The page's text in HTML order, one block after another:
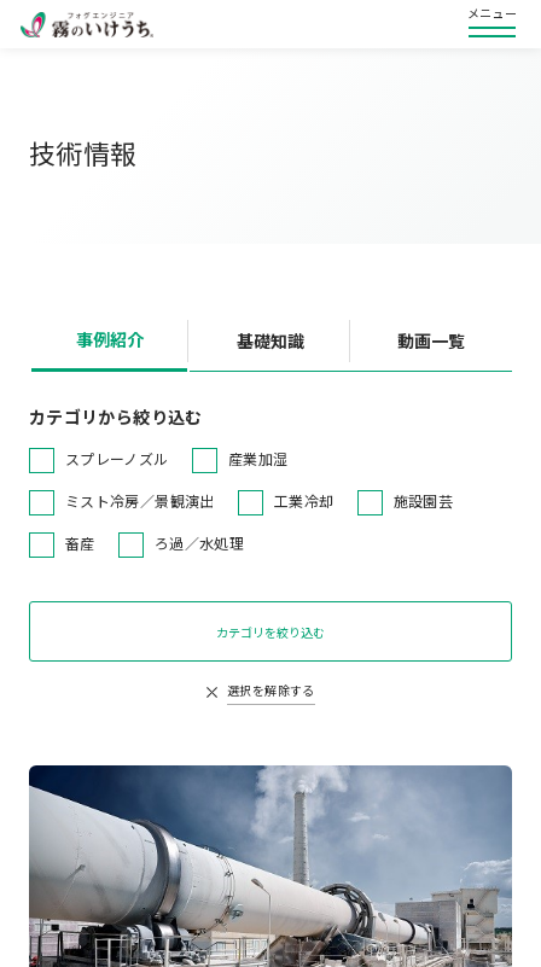
メニュー
技術情報
事例紹介 基礎知識 動画一覧
カテゴリから絞り込む
スプレーノズル 産業加湿
ミスト冷房／景観演出 工業冷却 施設園芸
畜産 ろ過／水処理
カテゴリを絞り込む
選択を解除する